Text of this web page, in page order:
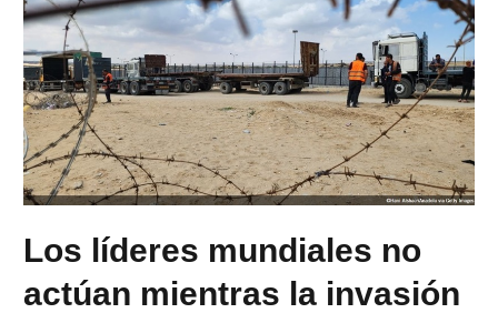
Los líderes mundiales no
actúan mientras la invasión